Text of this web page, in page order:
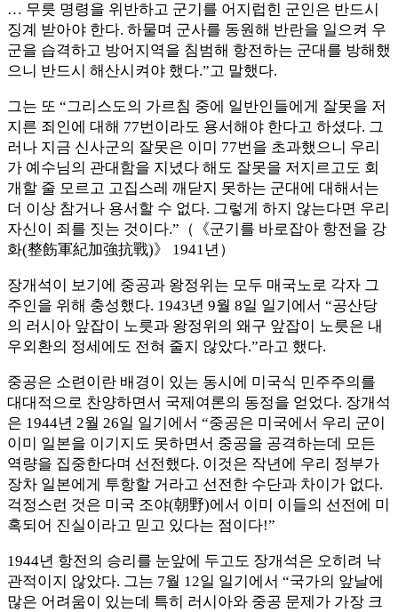
… 무릇 명령을 위반하고 군기를 어지럽힌 군인은 반드시
징계 받아야 한다. 하물며 군사를 동원해 반란을 일으켜 우
군을 습격하고 방어지역을 침범해 항전하는 군대를 방해했
으니 반드시 해산시켜야 했다.”고 말했다.
그는 또 “그리스도의 가르침 중에 일반인들에게 잘못을 저
지른 죄인에 대해 77번이라도 용서해야 한다고 하셨다. 그
러나 지금 신사군의 잘못은 이미 77번을 초과했으니 우리
가 예수님의 관대함을 지녔다 해도 잘못을 저지르고도 회
개할 줄 모르고 고집스레 깨닫지 못하는 군대에 대해서는
더 이상 참거나 용서할 수 없다. 그렇게 하지 않는다면 우리
자신이 죄를 짓는 것이다.”（《군기를 바로잡아 항전을 강
화(整飭軍紀加強抗戰)》 1941년）
장개석이 보기에 중공과 왕정위는 모두 매국노로 각자 그
주인을 위해 충성했다. 1943년 9월 8일 일기에서 “공산당
의 러시아 앞잡이 노릇과 왕정위의 왜구 앞잡이 노릇은 내
우외환의 정세에도 전혀 줄지 않았다.”라고 했다.
중공은 소련이란 배경이 있는 동시에 미국식 민주주의를
대대적으로 찬양하면서 국제여론의 동정을 얻었다. 장개석
은 1944년 2월 26일 일기에서 “중공은 미국에서 우리 군이
이미 일본을 이기지도 못하면서 중공을 공격하는데 모든
역량을 집중한다며 선전했다. 이것은 작년에 우리 정부가
장차 일본에게 투항할 거라고 선전한 수단과 차이가 없다.
걱정스런 것은 미국 조야(朝野)에서 이미 이들의 선전에 미
혹되어 진실이라고 믿고 있다는 점이다!”
1944년 항전의 승리를 눈앞에 두고도 장개석은 오히려 낙
관적이지 않았다. 그는 7월 12일 일기에서 “국가의 앞날에
많은 어려움이 있는데 특히 러시아와 중공 문제가 가장 크